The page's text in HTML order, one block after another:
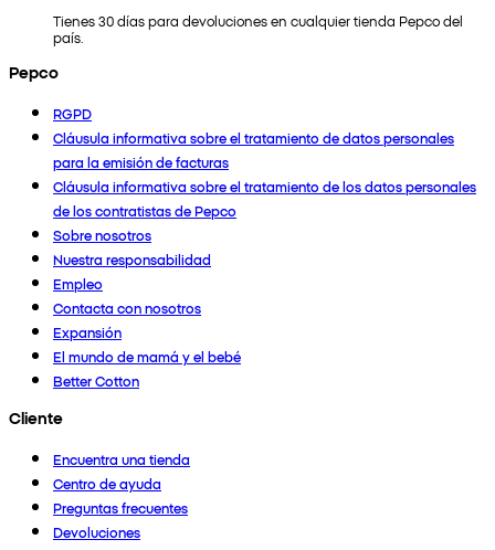
Tienes 30 días para devoluciones en cualquier tienda Pepco del
país.
Pepco
RGPD
Cláusula informativa sobre el tratamiento de datos personales
para la emisión de facturas
Cláusula informativa sobre el tratamiento de los datos personales
de los contratistas de Pepco
Sobre nosotros
Nuestra responsabilidad
Empleo
Contacta con nosotros
Expansión
El mundo de mamá y el bebé
Better Cotton
Cliente
Encuentra una tienda
Centro de ayuda
Preguntas frecuentes
Devoluciones